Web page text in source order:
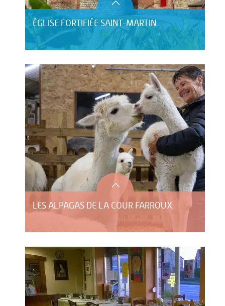
ÉGLISE FORTIFIÉE SAINT-MARTIN
LES ALPAGAS DE LA COUR FARROUX